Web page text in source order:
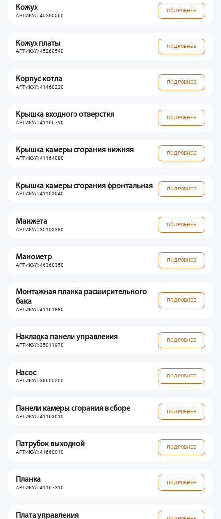
Кожух
АРТИКУЛ: 45260560
ПОДРОБНЕЕ
Кожух платы
АРТИКУЛ: 45260540
ПОДРОБНЕЕ
Корпус котла
АРТИКУЛ: 41460230
ПОДРОБНЕЕ
Крышка входного отверстия
АРТИКУЛ: 41166790
ПОДРОБНЕЕ
Крышка камеры сгорания нижняя
АРТИКУЛ: 41164080
ПОДРОБНЕЕ
Крышка камеры сгорания фронтальная
АРТИКУЛ: 41162040
ПОДРОБНЕЕ
Манжета
АРТИКУЛ: 35102380
ПОДРОБНЕЕ
Манометр
АРТИКУЛ: 46360350
ПОДРОБНЕЕ
Монтажная планка расширительного
бака
АРТИКУЛ: 41161880
ПОДРОБНЕЕ
Накладка панели управления
АРТИКУЛ: 35011970
ПОДРОБНЕЕ
Насос
АРТИКУЛ: 36600200
ПОДРОБНЕЕ
Панели камеры сгорания в сборе
АРТИКУЛ: 41162010
ПОДРОБНЕЕ
Патрубок выходной
АРТИКУЛ: 41660010
ПОДРОБНЕЕ
Планка
АРТИКУЛ: 41167310
ПОДРОБНЕЕ
Плата управления